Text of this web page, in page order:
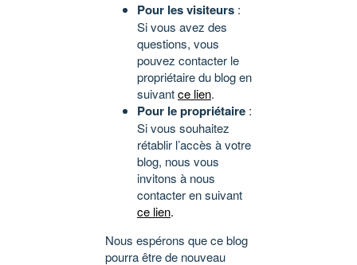
Pour les visiteurs :
Si vous avez des
questions, vous
pouvez contacter le
propriétaire du blog en
suivantce lien.
Pour le propriétaire :
Si vous souhaitez
rétablir l’accès à votre
blog, nous vous
invitons à nous
contacter en suivant
ce lien.
Nous espérons que ce blog
pourra être de nouveau